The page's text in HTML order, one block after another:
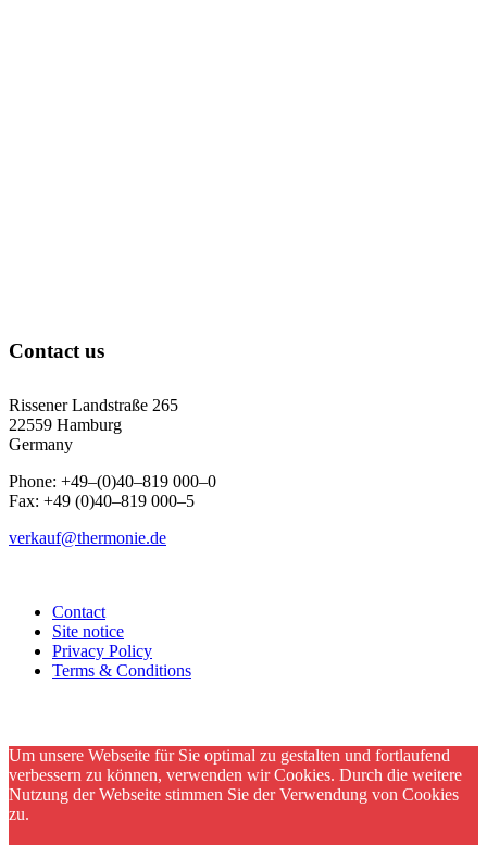
Contact us
Rissener Landstraße 265
22559 Hamburg
Germany
Phone: +49–(0)40–819 000–0
Fax: +49 (0)40–819 000–5
verkauf@thermonie.de
Contact
Site notice
Privacy Policy
Terms & Conditions
Um unsere Webseite für Sie optimal zu gestalten und fortlaufend
verbessern zu können, verwenden wir Cookies. Durch die weitere
Nutzung der Webseite stimmen Sie der Verwendung von Cookies
zu.